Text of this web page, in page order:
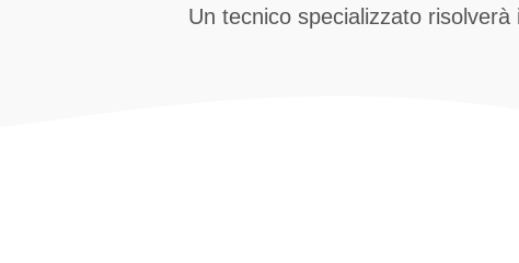
Un tecnico specializzato risolverà